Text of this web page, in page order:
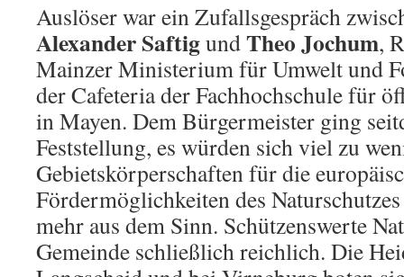
Auslöser war ein Zufallsgespräch
Alexander SaftigundTheo Jochum,
Mainzer Ministerium für Umwelt und
der Cafeteria der Fachhochschule für
in Mayen. Dem Bürgermeister ging
Feststellung, es würden sich viel zu
Gebietskörperschaften für die
Fördermöglichkeiten des
mehr aus dem Sinn. Schützenswerte
Gemeinde schließlich reichlich. Die